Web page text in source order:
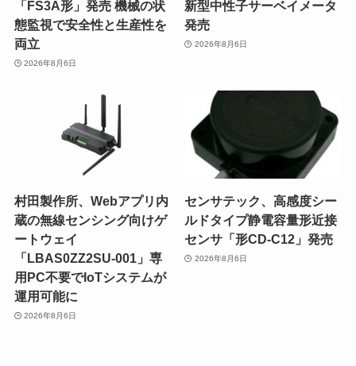
「FS3A形」発売 機械の状
態監視で安全性と生産性を
両立
2026年8月6日
新型中性子サーベイメータ
発売
2026年8月6日
村田製作所、Webアプリ内
蔵の無線センシング向けゲ
ートウェイ
「LBAS0ZZ2SU-001」専
用PC不要でIoTシステムが
運用可能に
2026年8月6日
センサテック、高感度シー
ルドタイプ静電容量形近接
センサ「形CD-C12」発売
2026年8月6日